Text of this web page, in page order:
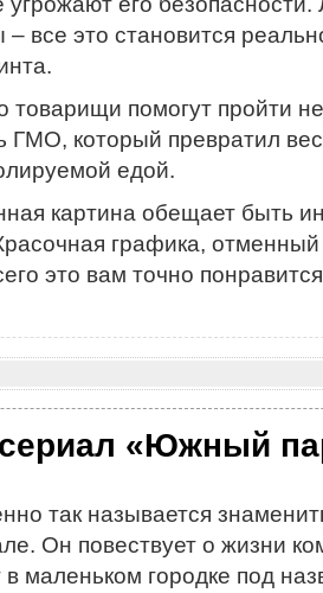
все это становится
товарищи помогут пройти
ГМО, который превратил
едой.
картина обещает быть
графика,
это вам точно
«Южный
так называется
Он повествует о жизни
в маленьком городке под